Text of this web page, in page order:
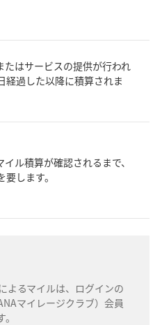
たはサービスの提供が行われ
経過した以降に積算されま
イル積算が確認されるまで、
します。
よるマイルは、ログインの
マイレージクラブ）会員